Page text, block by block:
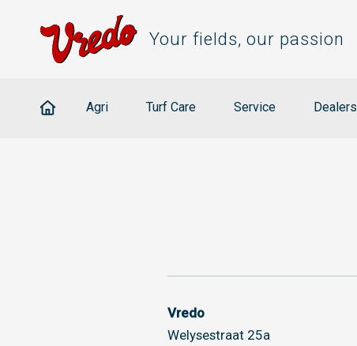
Your fields, our passion
Agri Turf Care Service Dealers
Vredo
Welysestraat 25a